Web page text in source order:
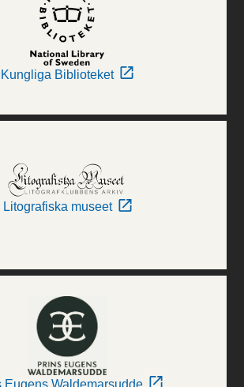
Kungliga Biblioteket
Litografiska museet
Eugens Waldemarsudde